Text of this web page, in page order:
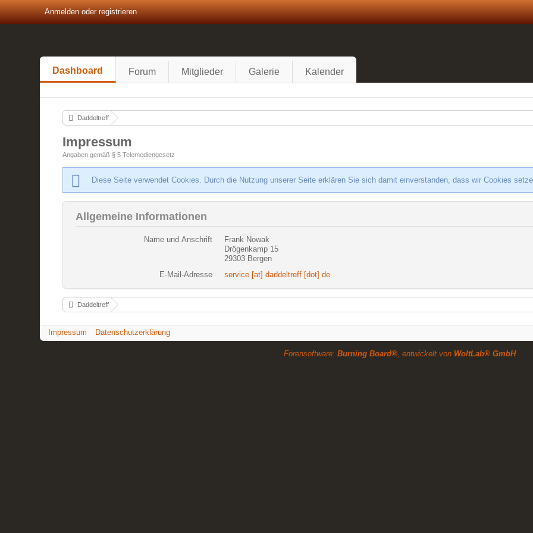
Anmelden oder registrieren
Dashboard Forum Mitglieder Galerie Kalender
Daddeltreff
Impressum
Angaben gemäß § 5 Telemediengesetz
Diese Seite verwendet Cookies. Durch die Nutzung unserer Seite erklären Sie sich damit einverstanden, dass wir Cookies
Allgemeine Informationen
Name und Anschrift
Frank Nowak
Drögenkamp 15
29303 Bergen
E-Mail-Adresse
service [at] daddeltreff [dot] de
Daddeltreff
Impressum Datenschutzerklärung
Forensoftware: Burning Board®, entwickelt von WoltLab® GmbH